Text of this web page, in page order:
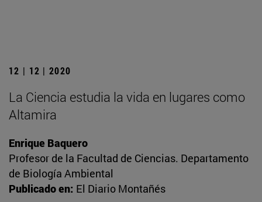
12 | 12 | 2020
La Ciencia estudia la vida en lugares como
Altamira
Enrique Baquero
Profesor de la Facultad de Ciencias. Departamento
de Biología Ambiental
Publicado en: El Diario Montañés